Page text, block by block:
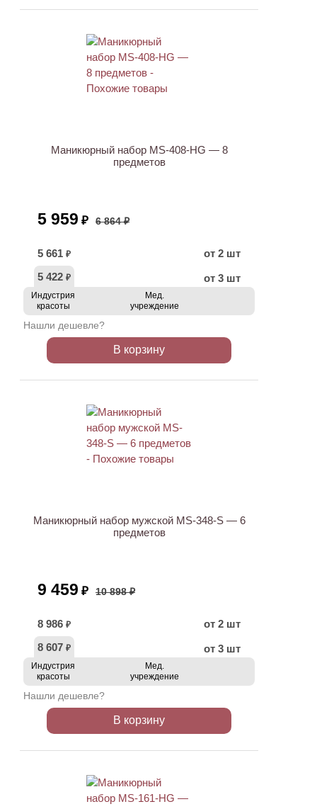
Маникюрный набор MS-408-HG — 8
предметов
5 959 ₽ 6 864 ₽
5 661 ₽
от 2 шт
5 422 ₽ от 3 шт
Индустрия
красоты
Мед.
учреждение
Нашли дешевле?
В корзину
Маникюрный набор мужской MS-348-S — 6
предметов
9 459 ₽ 10 898 ₽
8 986 ₽
от 2 шт
8 607 ₽ от 3 шт
Индустрия
красоты
Мед.
учреждение
Нашли дешевле?
В корзину